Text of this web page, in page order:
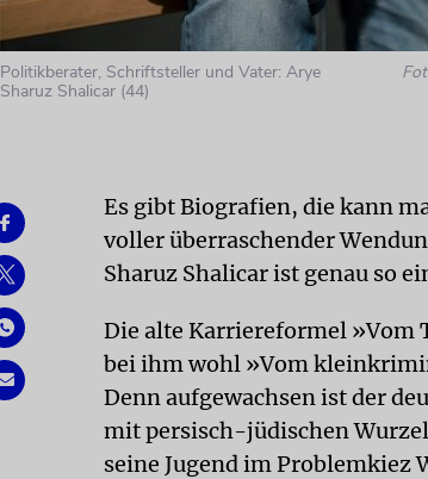
Politikberater, Schriftsteller und Vater: Arye
Sharuz Shalicar (44)
Es gibt Biografien, die kann
voller überraschender
Sharuz Shalicar ist genau so
Die alte Karriereformel »Vom
bei ihm wohl »Vom
Denn aufgewachsen ist der
mit persisch-jüdischen
seine Jugend im Problemkiez